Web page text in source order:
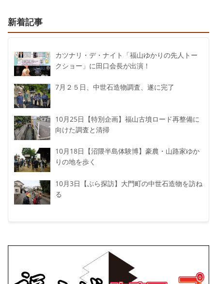
新着記事
カツナリ・デ・ナイト「福山ゆかりの先人トー
クショー」に田口会長が出演！
7月２５日、中世石造物調査、遂に完了
10月25日【特別企画】福山古墳ロード再整備に
向けた調査と清掃
10月18日【沼隈半島体験博】豪農・山路家ゆか
りの地を歩く
10月3日【ぶら探訪】大門町の中世石造物を訪ね
る